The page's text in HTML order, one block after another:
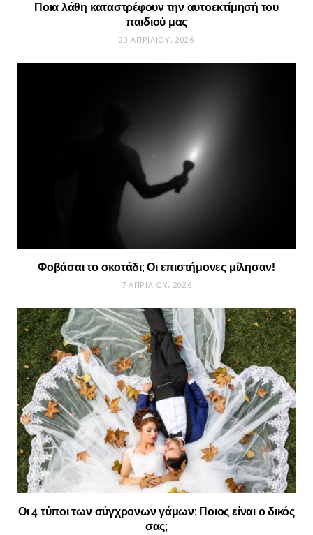
Ποια λάθη καταστρέφουν την αυτοεκτίμησή του
παιδιού μας
20 ΑΠΡΙΛΊΟΥ, 2026
Φοβάσαι το σκοτάδι; Οι επιστήμονες μίλησαν!
7 ΑΠΡΙΛΊΟΥ, 2026
Οι 4 τύποι των σύγχρονων γάμων: Ποιος είναι ο δικός
σας;